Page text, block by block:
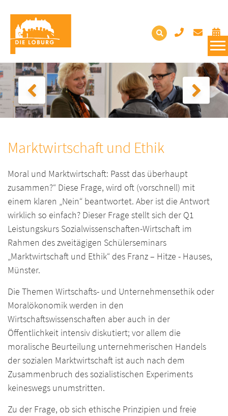
Marktwirtschaft und Ethik
Moral und Marktwirtschaft: Passt das überhaupt
zusammen?“ Diese Frage, wird oft (vorschnell) mit
einem klaren „Nein“ beantwortet. Aber ist die Antwort
wirklich so einfach? Dieser Frage stellt sich der Q1
Leistungskurs Sozialwissenschaften-Wirtschaft im
Rahmen des zweitägigen Schülerseminars
„Marktwirtschaft und Ethik“ des Franz – Hitze - Hauses,
Münster.
Die Themen Wirtschafts- und Unternehmensethik oder
Moralökonomik werden in den
Wirtschaftswissenschaften aber auch in der
Öffentlichkeit intensiv diskutiert; vor allem die
moralische Beurteilung unternehmerischen Handels
der sozialen Marktwirtschaft ist auch nach dem
Zusammenbruch des sozialistischen Experiments
keineswegs unumstritten.
Zu der Frage, ob sich ethische Prinzipien und freie